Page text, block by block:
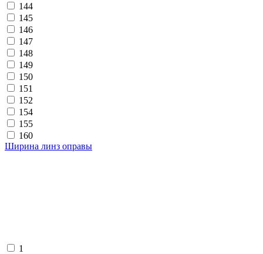
144
145
146
147
148
149
150
151
152
154
155
160
Ширина линз оправы
1